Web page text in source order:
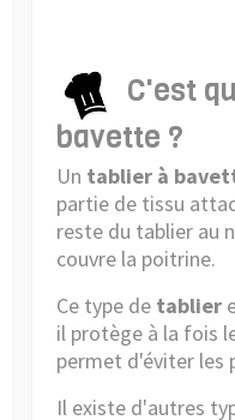
C'est
bavette ?
Un tablier à
partie de tissu
reste du tablier au
couvre la poitrine.
Ce type de tablier
il protège à la fois
permet d'éviter les
Il existe d'autres